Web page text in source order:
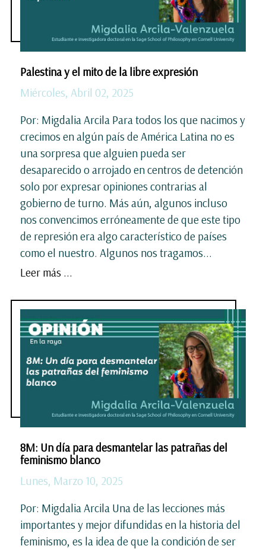
Palestina y el mito de la libre expresión
Miércoles, Abril 02, 2025
Por: Migdalia Arcila Para todos los que nacimos y
crecimos en algún país de América Latina no es
una sorpresa que alguien pueda ser
desaparecido o arrojado en centros de detención
solo por expresar opiniones contrarias al
gobierno de turno. Más aún, algunos incluso
nos convencimos erróneamente de que este tipo
de represión era algo característico de países
como el nuestro. Algunos nos tragamos...
Leer más ...
8M: Un día para desmantelar las patrañas del
feminismo blanco
Lunes, Marzo 10, 2025
Por: Migdalia Arcila Una de las lecciones más
importantes y mejor difundidas en la historia del
feminismo, es la idea de que la condición de ser